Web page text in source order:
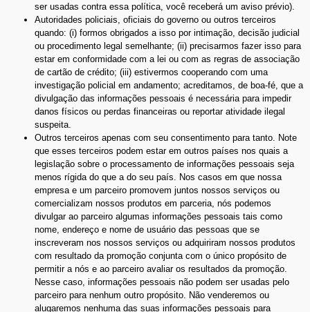
ser usadas contra essa política, você receberá um aviso prévio).
Autoridades policiais, oficiais do governo ou outros terceiros
quando: (i) formos obrigados a isso por intimação, decisão judicial
ou procedimento legal semelhante; (ii) precisarmos fazer isso para
estar em conformidade com a lei ou com as regras de associação
de cartão de crédito; (iii) estivermos cooperando com uma
investigação policial em andamento; acreditamos, de boa-fé, que a
divulgação das informações pessoais é necessária para impedir
danos físicos ou perdas financeiras ou reportar atividade ilegal
suspeita.
Outros terceiros apenas com seu consentimento para tanto. Note
que esses terceiros podem estar em outros países nos quais a
legislação sobre o processamento de informações pessoais seja
menos rígida do que a do seu país. Nos casos em que nossa
empresa e um parceiro promovem juntos nossos serviços ou
comercializam nossos produtos em parceria, nós podemos
divulgar ao parceiro algumas informações pessoais tais como
nome, endereço e nome de usuário das pessoas que se
inscreveram nos nossos serviços ou adquiriram nossos produtos
com resultado da promoção conjunta com o único propósito de
permitir a nós e ao parceiro avaliar os resultados da promoção.
Nesse caso, informações pessoais não podem ser usadas pelo
parceiro para nenhum outro propósito. Não venderemos ou
alugaremos nenhuma das suas informações pessoais para